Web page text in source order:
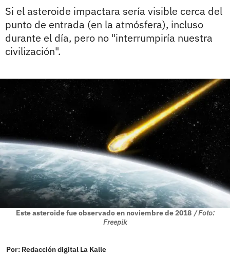
Si el asteroide impactara sería visible cerca del
punto de entrada (en la atmósfera), incluso
durante el día, pero no "interrumpiría nuestra
civilización".
Este asteroide fue observado en noviembre de 2018 / Foto:
Freepik
Por: Redacción digital La Kalle